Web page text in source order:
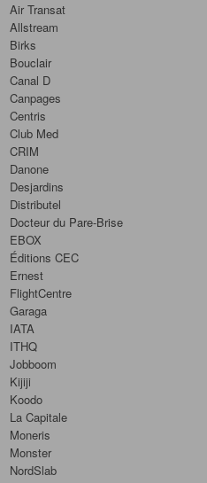
Air Transat
Allstream
Birks
Bouclair
Canal D
Canpages
Centris
Club Med
CRIM
Danone
Desjardins
Distributel
Docteur du Pare-Brise
EBOX
Éditions CEC
Ernest
FlightCentre
Garaga
IATA
ITHQ
Jobboom
Kijiji
Koodo
La Capitale
Moneris
Monster
NordSlab